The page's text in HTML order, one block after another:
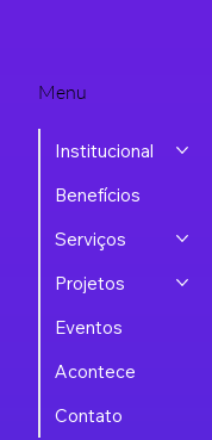
Menu
Institucional
Benefícios
Serviços
Projetos
Eventos
Acontece
Contato